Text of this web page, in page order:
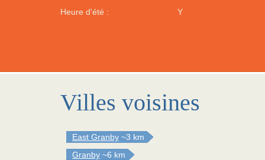
Heure d'été : Y
Villes voisines
East Granby ~3 km
Granby ~6 km